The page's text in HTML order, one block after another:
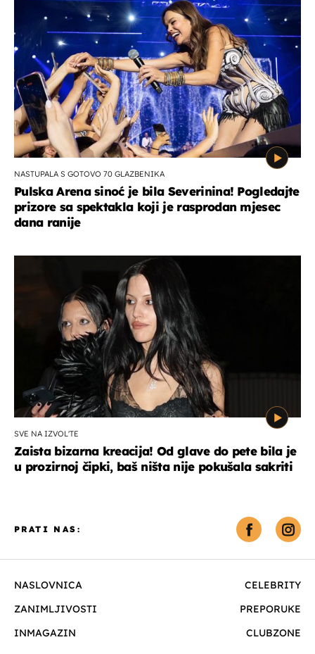
NASTUPALA S GOTOVO 70 GLAZBENIKA
Pulska Arena sinoć je bila Severinina! Pogledajte
prizore sa spektakla koji je rasprodan mjesec
dana ranije
SVE NA IZVOL'TE
Zaista bizarna kreacija! Od glave do pete bila je
u prozirnoj čipki, baš ništa nije pokušala sakriti
NASLOVNICA
CELEBRITY
ZANIMLJIVOSTI
PREPORUKE
INMAGAZIN
CLUBZONE
PRATI NAS: